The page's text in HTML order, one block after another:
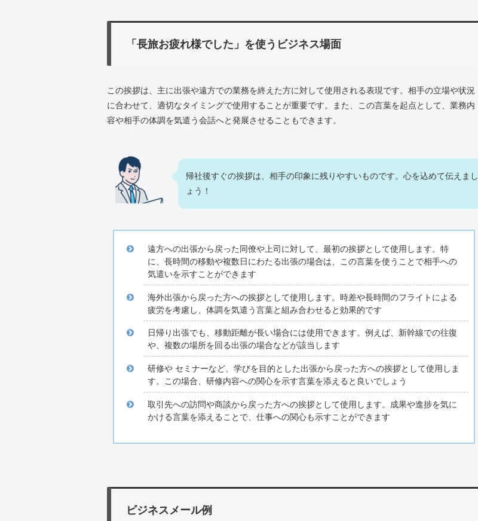
「長旅お疲れ様でした」を使うビジネス場面
この挨拶は、主に出張や遠方での業務を終えた方に対して使用される表現です。相手の立場や状況
に合わせて、適切なタイミングで使用することが重要です。また、この言葉を起点として、業務内
容や相手の体調を気遣う会話へと発展させることもできます。
帰社後すぐの挨拶は、相手の印象に残りやすいものです。心を込めて伝えまし
ょう！
遠方への出張から戻った同僚や上司に対して、最初の挨拶として使用します。特
に、長時間の移動や複数日にわたる出張の場合は、この言葉を使うことで相手への
気遣いを示すことができます
海外出張から戻った方への挨拶として使用します。時差や長時間のフライトによる
疲労を考慮し、体調を気遣う言葉と組み合わせると効果的です
日帰り出張でも、移動距離が長い場合には使用できます。例えば、新幹線での往復
や、複数の場所を回る出張の場合などが該当します
研修や セミナーなど、学びを目的とした出張から戻った方への挨拶として使用しま
す。この場合、研修内容への関心を示す言葉を添えると良いでしょう
取引先への訪問や商談から戻った方への挨拶として使用します。成果や進捗を気に
かける言葉を添えることで、仕事への関心も示すことができます
ビジネスメール例